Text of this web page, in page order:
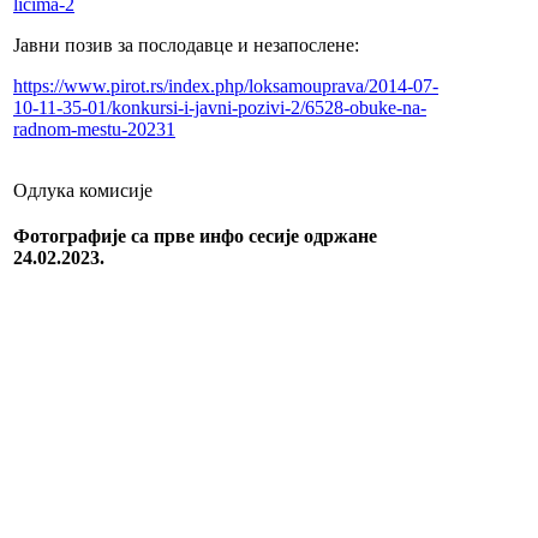
Јавни позив за послодавце и незапослене:
https://www.pirot.rs/index.php/loksamouprava/2014-07-
10-11-35-01/konkursi-i-javni-pozivi-2/6528-obuke-na-
radnom-mestu-20231
Одлука комисије
Фотографије са прве инфо сесије одржане
24.02.2023.